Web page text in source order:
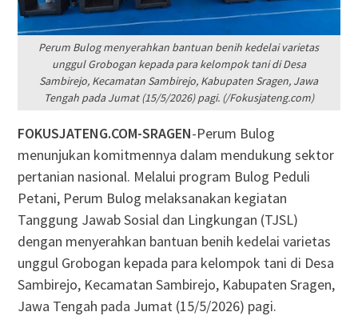
Perum Bulog menyerahkan bantuan benih kedelai varietas
unggul Grobogan kepada para kelompok tani di Desa
Sambirejo, Kecamatan Sambirejo, Kabupaten Sragen, Jawa
Tengah pada Jumat (15/5/2026) pagi. (/Fokusjateng.com)
FOKUSJATENG.COM-SRAGEN-Perum Bulog
menunjukan komitmennya dalam mendukung sektor
pertanian nasional. Melalui program Bulog Peduli
Petani, Perum Bulog melaksanakan kegiatan
Tanggung Jawab Sosial dan Lingkungan (TJSL)
dengan menyerahkan bantuan benih kedelai varietas
unggul Grobogan kepada para kelompok tani di Desa
Sambirejo, Kecamatan Sambirejo, Kabupaten Sragen,
Jawa Tengah pada Jumat (15/5/2026) pagi.